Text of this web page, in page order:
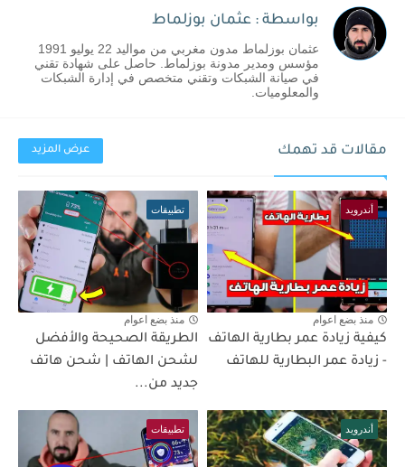
بواسطة : عثمان بوزلماط
عثمان بوزلماط مدون مغربي من مواليد 22 يوليو 1991
مؤسس ومدير مدونة بوزلماط. حاصل على شهادة تقني
في صيانة الشبكات وتقني متخصص في إدارة الشبكات
والمعلوميات.
مقالات قد تهمك عرض المزيد
أندرويد
منذ بضع اعوام
كيفية زيادة عمر بطارية الهاتف
- زيادة عمر البطارية للهاتف
تطبيقات
منذ بضع اعوام
الطريقة الصحيحة والأفضل
لشحن الهاتف | شحن هاتف
جديد من...
أندرويد تطبيقات